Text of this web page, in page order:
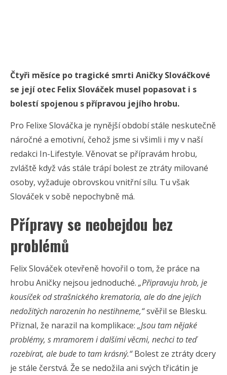
Čtyři měsíce po tragické smrti Aničky Slováčkové
se její otec Felix Slováček musel popasovat i s
bolestí spojenou s přípravou jejího hrobu.
Pro Felixe Slováčka je nynější období stále neskutečně
náročné a emotivní, čehož jsme si všimli i my v naší
redakci In-Lifestyle. Věnovat se přípravám hrobu,
zvláště když vás stále trápí bolest ze ztráty milované
osoby, vyžaduje obrovskou vnitřní sílu. Tu však
Slováček v sobě nepochybně má.
Přípravy se neobejdou bez
problémů
Felix Slováček otevřeně hovořil o tom, že práce na
hrobu Aničky nejsou jednoduché. „Připravuju hrob, je
kousíček od strašnického krematoria, ale do dne jejích
nedožitých narozenin ho nestihneme,“svěřil se Blesku.
Přiznal, že narazil na komplikace: „Jsou tam nějaké
problémy, s mramorem i dalšími věcmi, nechci to teď
rozebírat, ale bude to tam krásný.“Bolest ze ztráty dcery
je stále čerstvá. Že se nedožila ani svých třicátin je